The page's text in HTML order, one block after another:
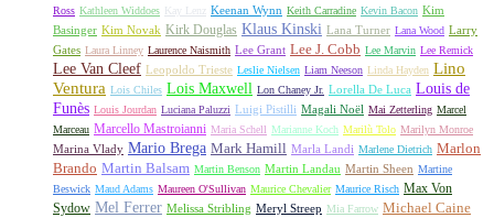
Ross Kathleen Widdoes Kay Lenz Keenan Wynn Keith Carradine Kevin Bacon Kim
Basinger Kim Novak Kirk Douglas Klaus Kinski Lana Turner Lana Wood Larry
Gates Laura Linney Laurence Naismith Lee Grant Lee J. Cobb Lee Marvin Lee Remick
Lee Van Cleef Leopoldo Trieste Leslie Nielsen Liam Neeson Linda Hayden Lino
Ventura Lois Chiles Lois Maxwell Lon Chaney Jr. Lorella De Luca Louis de
Funès Louis Jourdan Luciana Paluzzi Luigi Pistilli Magali Noël Mai Zetterling Marcel
Marceau Marcello Mastroianni Maria Schell Marianne Koch Marilù Tolo Marilyn Monroe
Marina Vlady Mario Brega Mark Hamill Marla Landi Marlene Dietrich Marlon
Brando Martin Balsam Martin Benson Martin Landau Martin Sheen Martine
Beswick Maud Adams Maureen O'Sullivan Maurice Chevalier Maurice Risch Max Von
Sydow Mel Ferrer Melissa Stribling Meryl Streep Mia Farrow Michael Caine